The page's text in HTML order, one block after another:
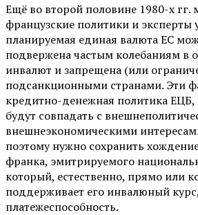
Ещё во второй половине 1980-х гг.
французские политики и эксперты
планируемая единая валюта ЕС
подвержена частым колебаниям в
инвалют и запрещена (или
подсанкционными странами. Эти
кредитно-денежная политика ЕЦБ,
будут совпадать с
внешнеэкономическими
поэтому нужно сохранить
франка, эмитрируемого
который, естественно, прямо или
поддерживает его инвалюный
платежеспособность.